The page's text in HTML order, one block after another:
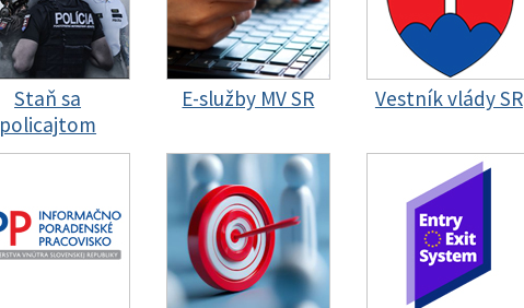
Staň sa
policajtom
E-služby MV SR Vestník vlády SR